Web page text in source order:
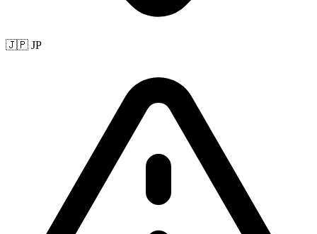
🇯🇵 JP